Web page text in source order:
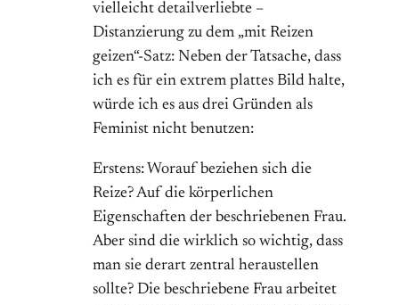
vielleicht detailverliebte –
Distanzierung zu dem „mit Reizen
geizen“-Satz: Neben der Tatsache, dass
ich es für ein extrem plattes Bild halte,
würde ich es aus drei Gründen als
Feminist nicht benutzen:
Erstens: Worauf beziehen sich die
Reize? Auf die körperlichen
Eigenschaften der beschriebenen Frau.
Aber sind die wirklich so wichtig, dass
man sie derart zentral heraustellen
sollte? Die beschriebene Frau arbeitet